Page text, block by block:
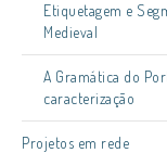
Etiquetagem e
Medieval
A Gramática do
caracterização
Projetos em rede